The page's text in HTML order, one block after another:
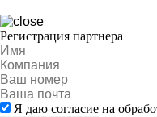
Регистрация партнера
Я даю согласие на